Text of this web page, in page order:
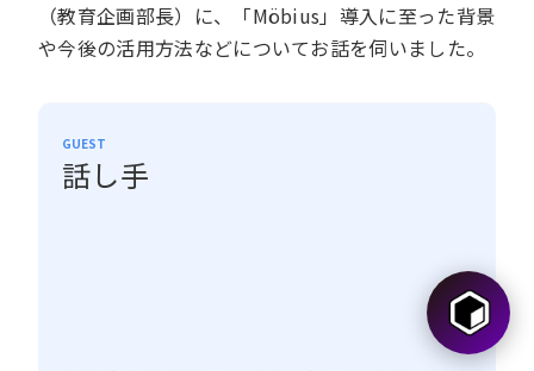
（教育企画部長）に、「Möbius」導入に至った背景
や今後の活用方法などについてお話を伺いました。
GUEST
話し手